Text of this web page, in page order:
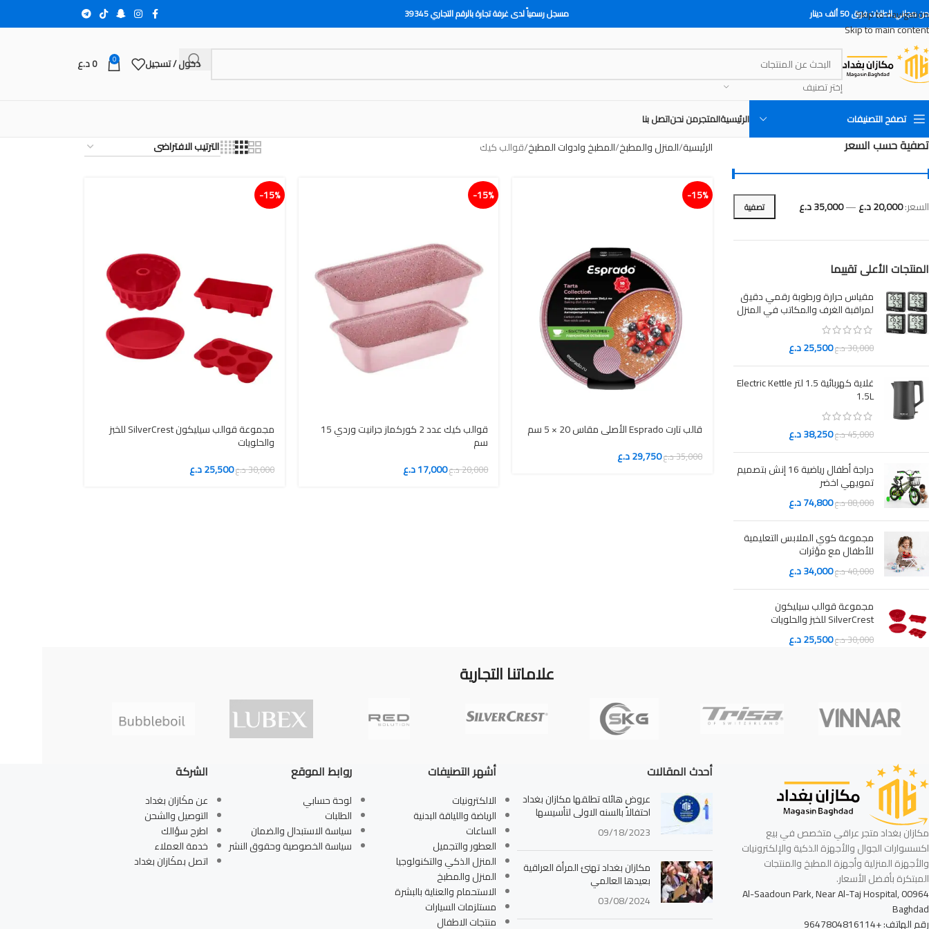
Skip to navigation
Skip to main content
للطلبات فوق 50 ألف دينار مسجل رسمياً لدى غرفة تجارة بالرقم التجاري 39345
إختر تصنيف
دخول / تسجيل 0
0د.ع
تصفح التصنيفات الرئيسيةالمتجرمن نحناتصل بنا
تصفية حسب السعر
تصفية السعر:20,000 د.ع —35,000 د.ع
المنتجات الأعلى تقييما
مقياس حرارة ورطوبة رقمي دقيق
لمراقبة الغرف والمكاتب في المنزل
30,000د.ع25,500د.ع
غلاية كهربائية 1.5 لتر Electric Kettle
1.5L
45,000د.ع38,250د.ع
دراجة أطفال رياضية 16 إنش بتصميم
تمويهي اخضر
88,000د.ع74,800د.ع
مجموعة كوي الملابس التعليمية
للأطفال مع مؤثرات
40,000د.ع34,000د.ع
مجموعة قوالب سيليكون
SilverCrest للخبز والحلويات
30,000د.ع25,500د.ع
الرئيسية المنزل والمطبخ المطبخ وادوات المطبخ قوالب كيك
15%-
قالب تارت Esprado الأصلي مقاس 20 × 5 سم
35,000د.ع29,750د.ع
15%-
قوالب كيك عدد 2 كوركماز جرانيت وردي 15
سم
20,000د.ع17,000د.ع
15%-
مجموعة قوالب سيليكون SilverCrest للخبز
والحلويات
30,000د.ع25,500د.ع
علاماتنا التجارية
مكازان بغداد متجر عراقي متخصص في بيع
اكسسوارات الجوال والأجهزة الذكية والإلكترونيات
والأجهزة المنزلية وأجهزة المطبخ والمنتجات
المبتكرة بأفضل الأسعار.
Al-Saadoun Park, Near Al-Taj Hospital, 00964
Baghdad
رقم الهاتف: +9647804816114
أحدث المقالات
عروض هائله تطلقها مكازان بغداد
احتفالاً بالسنه الاولى لتأسيسها
09/18/2023
مكازان بغداد تهنئ المرأة العراقية
بعيدها العالمي
03/08/2024
أشهر التصنيفات
الالكترونيات
الرياضة واللياقة البدنية
الساعات
العطور والتجميل
المنزل الذكي والتكنولوجيا
المنزل والمطبخ
الاستحمام والعناية بالبشرة
مستلزمات السيارات
منتجات الاطفال
روابط الموقع
لوحة حسابي
الطلبات
سياسة الاستبدال والضمان
سياسة الخصوصية وحقوق النشر
الشركة
عن مكَازان بغداد
التوصيل والشحن
اطرح سؤالك
خدمة العملاء
اتصل بمكَازان بغداد